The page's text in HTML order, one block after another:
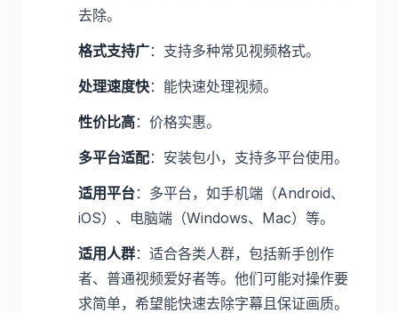
去除。
格式支持广：支持多种常见视频格式。
处理速度快：能快速处理视频。
性价比高：价格实惠。
多平台适配：安装包小，支持多平台使用。
适用平台：多平台，如手机端（Android、
iOS）、电脑端（Windows、Mac）等。
适用人群：适合各类人群，包括新手创作
者、普通视频爱好者等。他们可能对操作要
求简单，希望能快速去除字幕且保证画质。